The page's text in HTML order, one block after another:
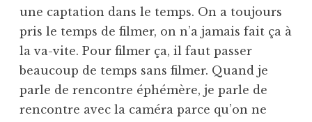
une captation dans le temps. On a toujours
pris le temps de filmer, on n’a jamais fait ça à
la va-vite. Pour filmer ça, il faut passer
beaucoup de temps sans filmer. Quand je
parle de rencontre éphémère, je parle de
rencontre avec la caméra parce qu’on ne